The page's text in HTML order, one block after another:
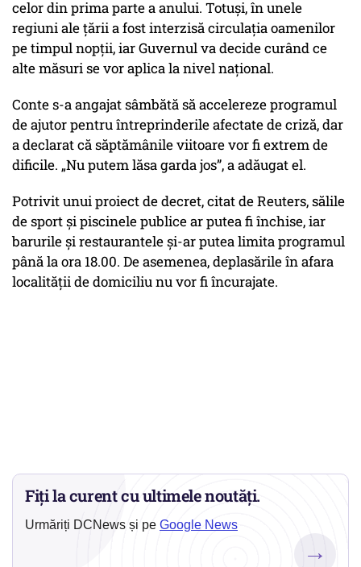
celor din prima parte a anului. Totuşi, în unele
regiuni ale ţării a fost interzisă circulaţia oamenilor
pe timpul nopţii, iar Guvernul va decide curând ce
alte măsuri se vor aplica la nivel naţional.
Conte s-a angajat sâmbătă să accelereze programul
de ajutor pentru întreprinderile afectate de criză, dar
a declarat că săptămânile viitoare vor fi extrem de
dificile. „Nu putem lăsa garda jos”, a adăugat el.
Potrivit unui proiect de decret, citat de Reuters, sălile
de sport şi piscinele publice ar putea fi închise, iar
barurile şi restaurantele şi-ar putea limita programul
până la ora 18.00. De asemenea, deplasările în afara
localităţii de domiciliu nu vor fi încurajate.
Fiți la curent cu ultimele noutăți.
Urmăriți DCNews și pe Google News
→